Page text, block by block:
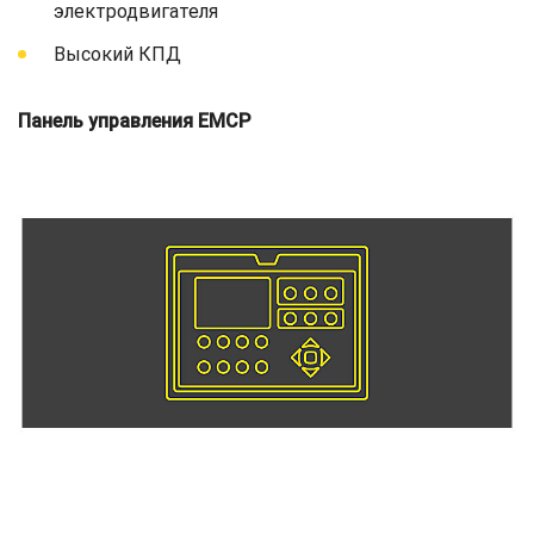
электродвигателя
Высокий КПД
Панель управления EMCP